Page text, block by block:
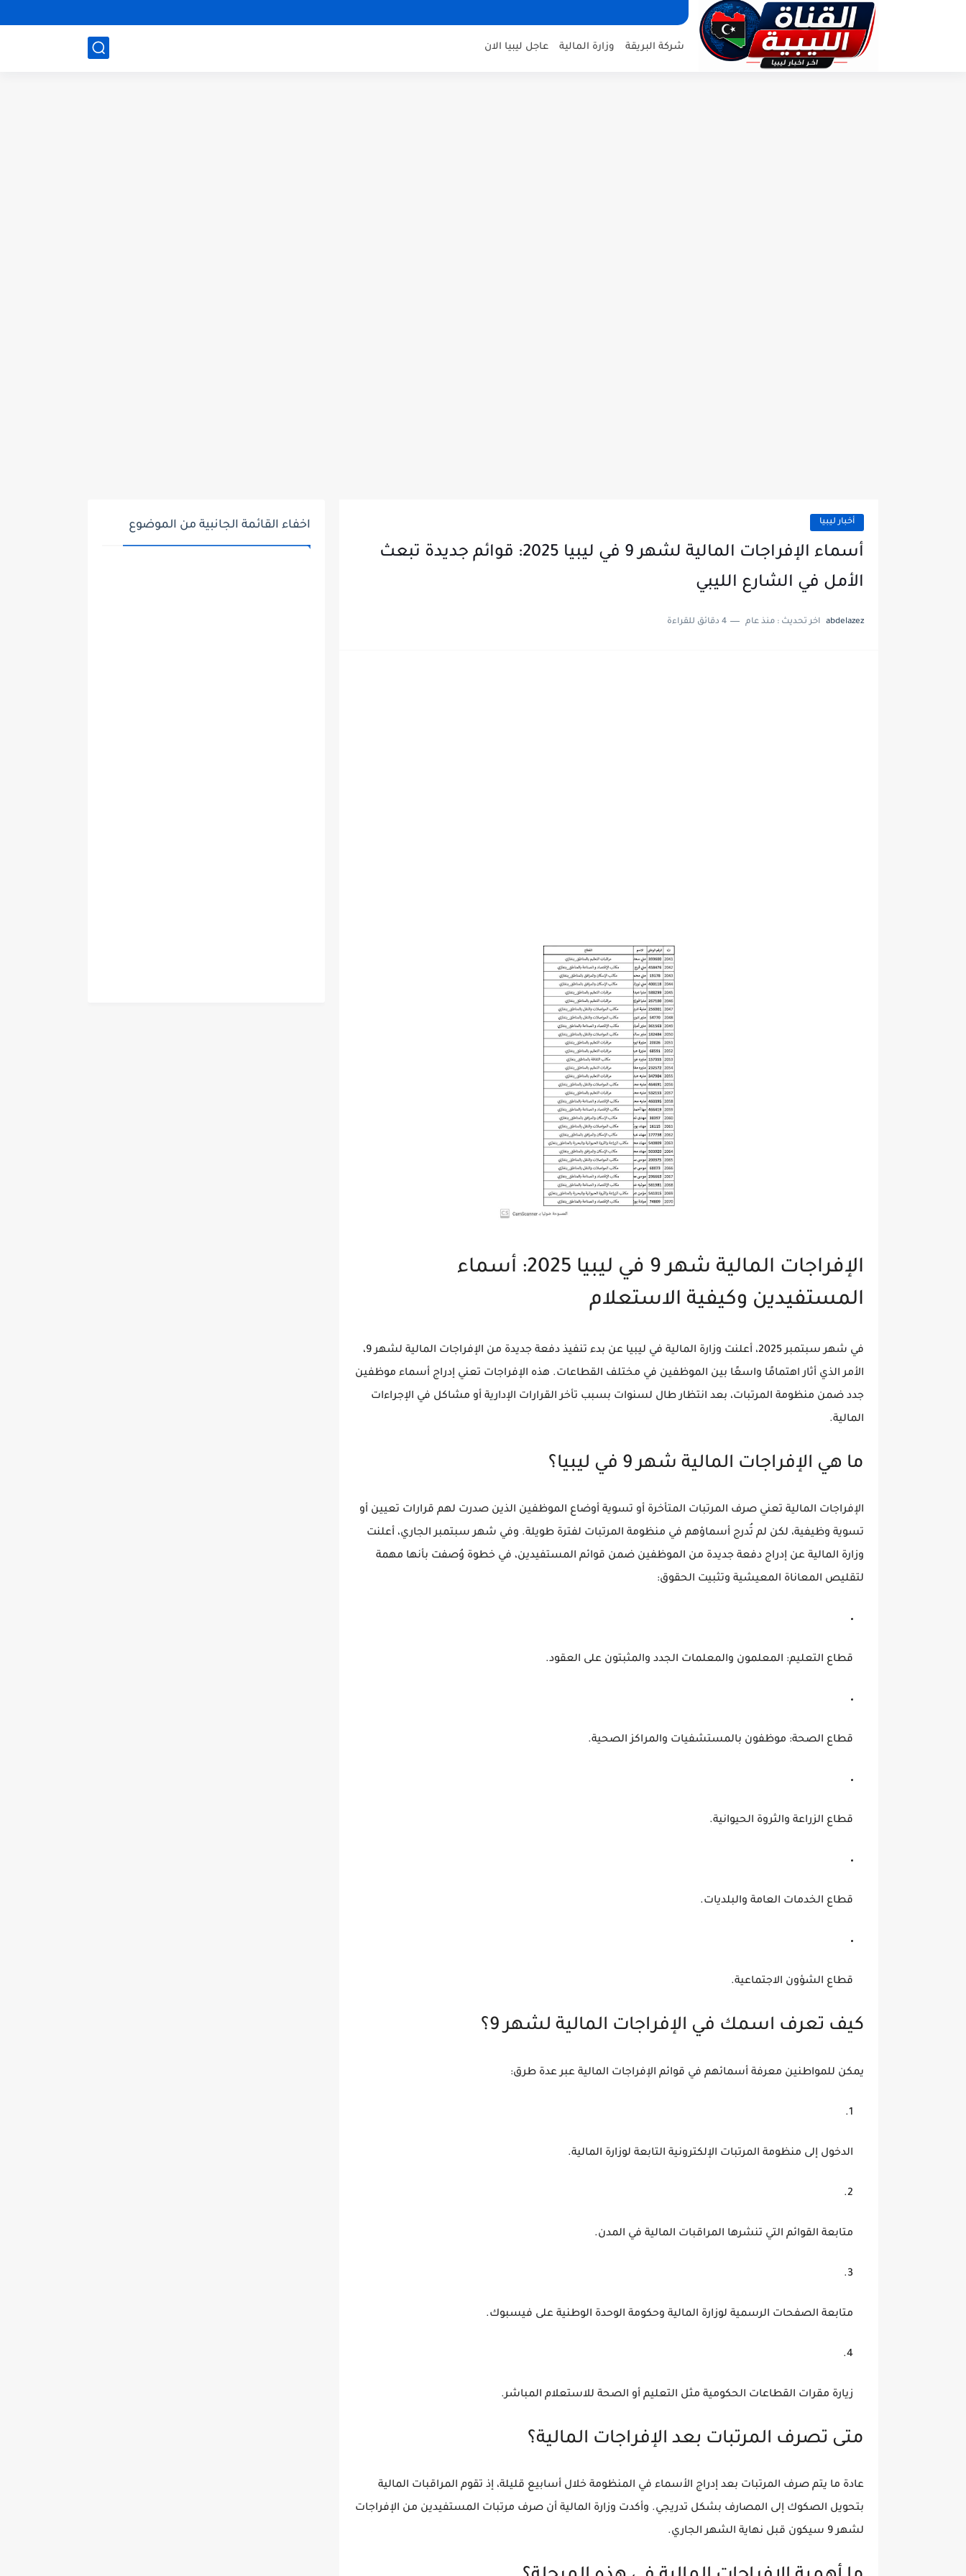
شركة البريقة وزارة المالية عاجل ليبيا الان
أخبار ليبيا
أسماء الإفراجات المالية لشهر 9 في ليبيا 2025: قوائم جديدة تبعث
الأمل في الشارع الليبي
abdelazez اخر تحديث : منذ عام 4 دقائق للقراءة
الإفراجات المالية شهر 9 في ليبيا 2025: أسماء
المستفيدين وكيفية الاستعلام
في شهر سبتمبر 2025، أعلنت وزارة المالية في ليبيا عن بدء تنفيذ دفعة جديدة من الإفراجات المالية لشهر 9
،
الأمر الذي أثار اهتمامًا واسعًا بين الموظفين في مختلف القطاعات. هذه الإفراجات تعني إدراج أسماء موظفين
جدد ضمن منظومة المرتبات، بعد انتظار طال لسنوات بسبب تأخر القرارات الإدارية أو مشاكل في الإجراءات
المالية.
ما هي الإفراجات المالية شهر 9 في ليبيا؟
الإفراجات المالية تعني صرف المرتبات المتأخرة أو تسوية أوضاع الموظفين الذين صدرت لهم قرارات تعيين أو
تسوية وظيفية، لكن لم تُدرج أسماؤهم في منظومة المرتبات لفترة طويلة. وفي شهر سبتمبر الجاري، أعلنت
وزارة المالية عن إدراج دفعة جديدة من الموظفين ضمن قوائم المستفيدين، في خطوة وُصفت بأنها مهمة
لتقليص المعاناة المعيشية وتثبيت الحقوق:
قطاع التعليم: المعلمون والمعلمات الجدد والمثبتون على العقود.
قطاع الصحة: موظفون بالمستشفيات والمراكز الصحية.
قطاع الزراعة والثروة الحيوانية.
قطاع الخدمات العامة والبلديات.
قطاع الشؤون الاجتماعية.
كيف تعرف اسمك في الإفراجات المالية لشهر 9؟
يمكن للمواطنين معرفة أسمائهم في قوائم الإفراجات المالية عبر عدة طرق:
الدخول إلى منظومة المرتبات الإلكترونية التابعة لوزارة المالية.
متابعة القوائم التي تنشرها المراقبات المالية في المدن.
متابعة الصفحات الرسمية لوزارة المالية وحكومة الوحدة الوطنية على فيسبوك.
زيارة مقرات القطاعات الحكومية مثل التعليم أو الصحة للاستعلام المباشر.
متى تصرف المرتبات بعد الإفراجات المالية؟
عادة ما يتم صرف المرتبات بعد إدراج الأسماء في المنظومة خلال أسابيع قليلة، إذ تقوم المراقبات المالية
بتحويل الصكوك إلى المصارف بشكل تدريجي. وأكدت وزارة المالية أن صرف مرتبات المستفيدين من الإفراجات
لشهر 9 سيكون قبل نهاية الشهر الجاري.
اخفاء القائمة الجانبية من الموضوع